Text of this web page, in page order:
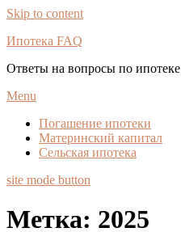
Skip to content
Ипотека FAQ
Ответы на вопросы по ипотеке
Menu
Погашение ипотеки
Материнский капитал
Сельская ипотека
site mode button
Метка: 2025